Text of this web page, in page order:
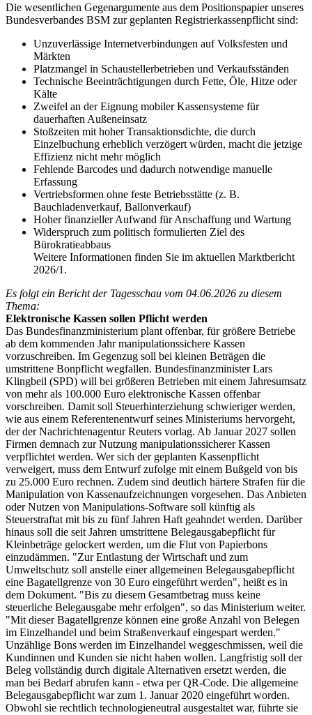
Die wesentlichen Gegenargumente aus dem Positionspapier unseres
Bundesverbandes BSM zur geplanten Registrierkassenpflicht sind:
Unzuverlässige Internetverbindungen auf Volksfesten und
Märkten
Platzmangel in Schaustellerbetrieben und Verkaufsständen
Technische Beeinträchtigungen durch Fette, Öle, Hitze oder
Kälte
Zweifel an der Eignung mobiler Kassensysteme für
dauerhaften Außeneinsatz
Stoßzeiten mit hoher Transaktionsdichte, die durch
Einzelbuchung erheblich verzögert würden, macht die jetzige
Effizienz nicht mehr möglich
Fehlende Barcodes und dadurch notwendige manuelle
Erfassung
Vertriebsformen ohne feste Betriebsstätte (z. B.
Bauchladenverkauf, Ballonverkauf)
Hoher finanzieller Aufwand für Anschaffung und Wartung
Widerspruch zum politisch formulierten Ziel des
Bürokratieabbaus
Weitere Informationen finden Sie im aktuellen Marktbericht
2026/1.
Es folgt ein Bericht der Tagesschau vom 04.06.2026 zu diesem
Thema:
Elektronische Kassen sollen Pflicht werden
Das Bundesfinanzministerium plant offenbar, für größere Betriebe
ab dem kommenden Jahr manipulationssichere Kassen
vorzuschreiben. Im Gegenzug soll bei kleinen Beträgen die
umstrittene Bonpflicht wegfallen. Bundesfinanzminister Lars
Klingbeil (SPD) will bei größeren Betrieben mit einem Jahresumsatz
von mehr als 100.000 Euro elektronische Kassen offenbar
vorschreiben. Damit soll Steuerhinterziehung schwieriger werden,
wie aus einem Referentenentwurf seines Ministeriums hervorgeht,
der der Nachrichtenagentur Reuters vorlag. Ab Januar 2027 sollen
Firmen demnach zur Nutzung manipulationssicherer Kassen
verpflichtet werden. Wer sich der geplanten Kassenpflicht
verweigert, muss dem Entwurf zufolge mit einem Bußgeld von bis
zu 25.000 Euro rechnen. Zudem sind deutlich härtere Strafen für die
Manipulation von Kassenaufzeichnungen vorgesehen. Das Anbieten
oder Nutzen von Manipulations-Software soll künftig als
Steuerstraftat mit bis zu fünf Jahren Haft geahndet werden. Darüber
hinaus soll die seit Jahren umstrittene Belegausgabepflicht für
Kleinbeträge gelockert werden, um die Flut von Papierbons
einzudämmen. "Zur Entlastung der Wirtschaft und zum
Umweltschutz soll anstelle einer allgemeinen Belegausgabepflicht
eine Bagatellgrenze von 30 Euro eingeführt werden", heißt es in
dem Dokument. "Bis zu diesem Gesamtbetrag muss keine
steuerliche Belegausgabe mehr erfolgen", so das Ministerium weiter.
"Mit dieser Bagatellgrenze können eine große Anzahl von Belegen
im Einzelhandel und beim Straßenverkauf eingespart werden."
Unzählige Bons werden im Einzelhandel weggeschmissen, weil die
Kundinnen und Kunden sie nicht haben wollen. Langfristig soll der
Beleg vollständig durch digitale Alternativen ersetzt werden, die
man bei Bedarf abrufen kann - etwa per QR-Code. Die allgemeine
Belegausgabepflicht war zum 1. Januar 2020 eingeführt worden.
Obwohl sie rechtlich technologieneutral ausgestaltet war, führte sie